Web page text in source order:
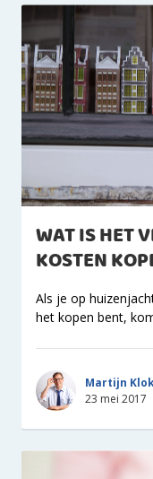
WAT IS HET
KOSTEN
Als je op
het kopen bent,
Martijn
23 mei 2017